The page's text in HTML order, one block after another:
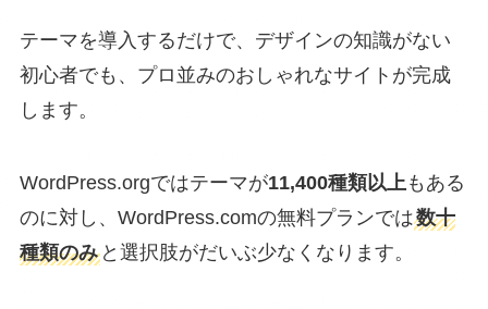
テーマを導入するだけで、デザインの知識がない
初心者でも、プロ並みのおしゃれなサイトが完成
します。
WordPress.orgではテーマが11,400種類以上もある
のに対し、WordPress.comの無料プランでは数十
種類のみと選択肢がだいぶ少なくなります。